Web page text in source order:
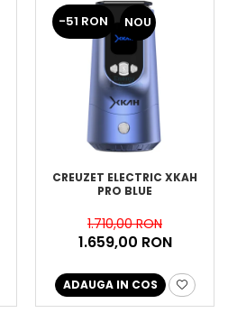
-51 RON NOU
CREUZET ELECTRIC XKAH
PRO BLUE
1.710,00 RON
1.659,00 RON
ADAUGA IN COS